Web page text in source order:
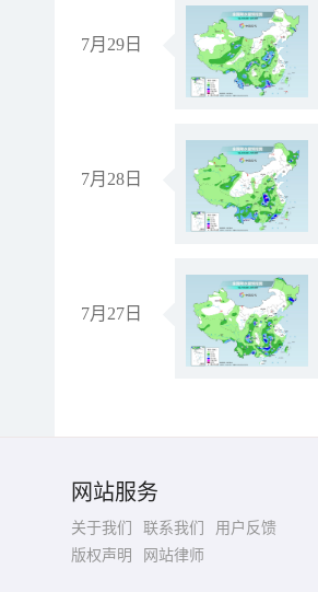
7月29日
7月28日
7月27日
网站服务
关于我们 联系我们
用户反馈
版权声明
网站律师